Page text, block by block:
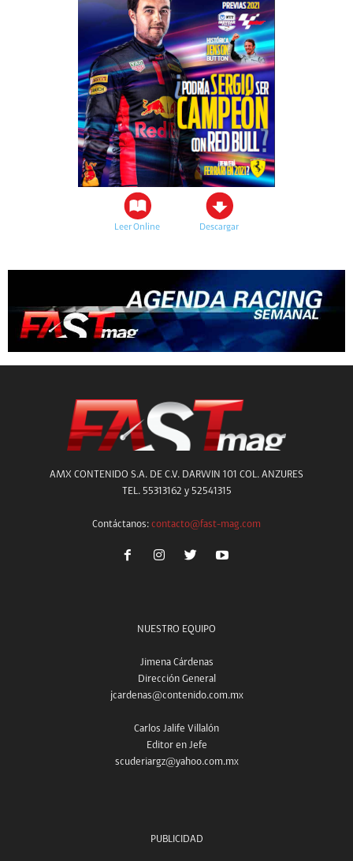
Leer Online Descargar
AMX CONTENIDO S.A. DE C.V. DARWIN 101 COL. ANZURES
TEL. 55313162 y 52541315
Contáctanos: contacto@fast-mag.com
NUESTRO EQUIPO
Jimena Cárdenas
Dirección General
jcardenas@contenido.com.mx
Carlos Jalife Villalón
Editor en Jefe
scuderiargz@yahoo.com.mx
PUBLICIDAD